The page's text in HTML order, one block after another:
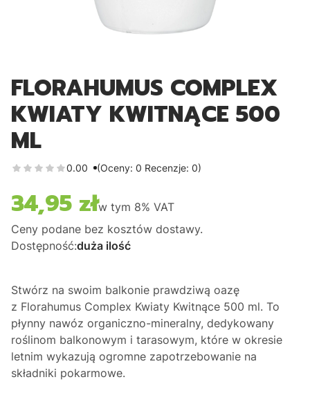
FLORAHUMUS COMPLEX
KWIATY KWITNĄCE 500
ML
0.00 (Oceny: 0 Recenzje: 0)
Cena
34,95 złw tym 8% VAT
Ceny podane bez kosztów dostawy.
Dostępność:duża ilość
Stwórz na swoim balkonie prawdziwą oazę
z Florahumus Complex Kwiaty Kwitnące 500 ml. To
płynny nawóz organiczno-mineralny, dedykowany
roślinom balkonowym i tarasowym, które w okresie
letnim wykazują ogromne zapotrzebowanie na
składniki pokarmowe.